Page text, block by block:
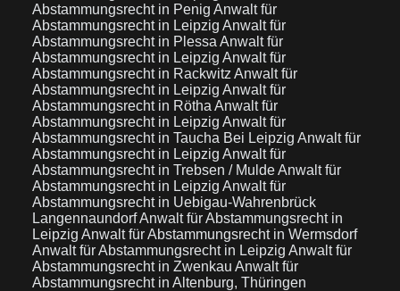
Abstammungsrecht in Penig Anwalt für
Abstammungsrecht in Leipzig Anwalt für
Abstammungsrecht in Plessa Anwalt für
Abstammungsrecht in Leipzig Anwalt für
Abstammungsrecht in Rackwitz Anwalt für
Abstammungsrecht in Leipzig Anwalt für
Abstammungsrecht in Rötha Anwalt für
Abstammungsrecht in Leipzig Anwalt für
Abstammungsrecht in Taucha Bei Leipzig Anwalt für
Abstammungsrecht in Leipzig Anwalt für
Abstammungsrecht in Trebsen / MuldeAnwalt für
Abstammungsrecht in Leipzig Anwalt für
Abstammungsrecht in Uebigau-Wahrenbrück
LangennaundorfAnwalt für Abstammungsrecht in
Leipzig Anwalt für Abstammungsrecht in Wermsdorf
Anwalt für Abstammungsrecht in Leipzig Anwalt für
Abstammungsrecht in Zwenkau Anwalt für
Abstammungsrecht in Altenburg, Thüringen